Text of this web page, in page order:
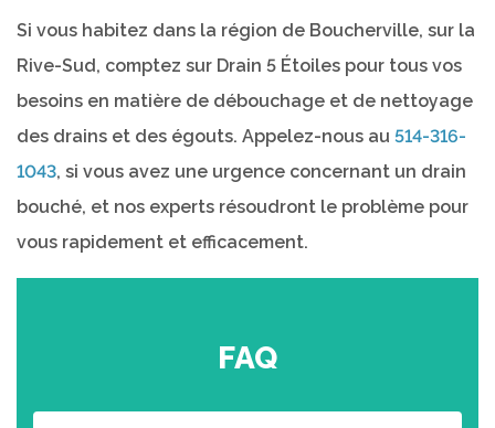
Si vous habitez dans la région de Boucherville, sur la
Rive-Sud, comptez sur Drain 5 Étoiles pour tous vos
besoins en matière de débouchage et de nettoyage
des drains et des égouts. Appelez-nous au 514-316-
1043, si vous avez une urgence concernant un drain
bouché, et nos experts résoudront le problème pour
vous rapidement et efficacement.
FAQ